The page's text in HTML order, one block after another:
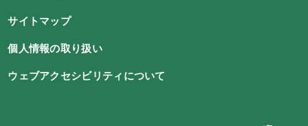
サイトマップ
個人情報の取り扱い
ウェブアクセシビリティについて